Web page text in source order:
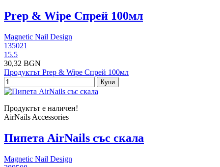
Prep & Wipe Спрей 100мл
Magnetic Nail Design
135021
15.5
30,32 BGN
Продуктът Prep & Wipe Спрей 100мл
Купи
Продуктът е наличен!
AirNails Accessories
Пипета AirNails със скала
Magnetic Nail Design